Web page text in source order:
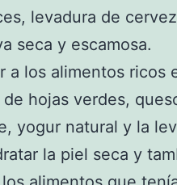
levadura de
seca y escamosa.
a los alimentos ricos
hojas verdes,
yogur natural y la
la piel seca y